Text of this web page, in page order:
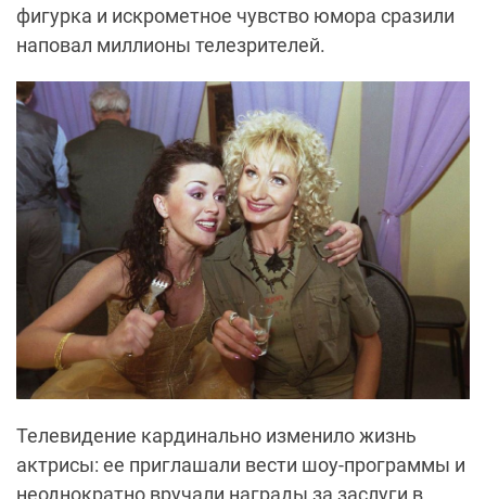
фигурка и искрометное чувство юмора сразили
наповал миллионы телезрителей.
Телевидение кардинально изменило жизнь
актрисы: ее приглашали вести шоу-программы и
неоднократно вручали награды за заслуги в